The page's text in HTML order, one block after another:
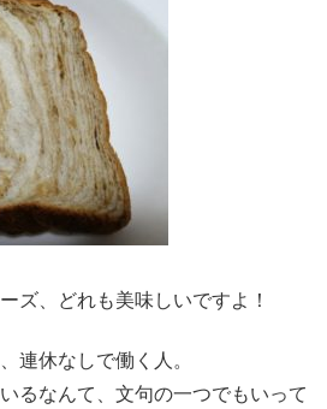
ズ、どれも美味しいですよ！
連休なしで働く人。
るなんて、文句の一つでもいって